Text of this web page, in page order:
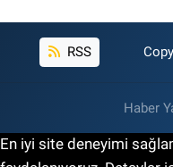
RSS
Haber
En iyi site deneyimi